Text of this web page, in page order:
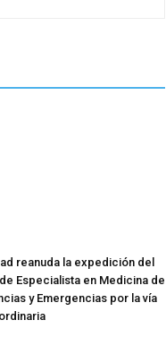
reanuda la expedición del
Especialista en Medicina de
y Emergencias por la vía